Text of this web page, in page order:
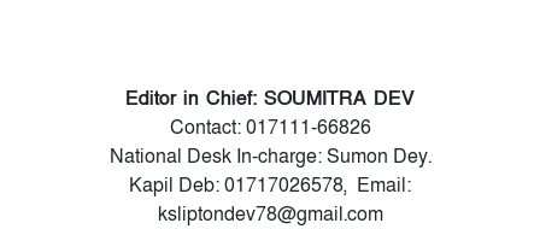
Editor in Chief: SOUMITRA DEV
Contact: 017111-66826
National Desk In-charge: Sumon Dey.
Kapil Deb: 01717026578, Email:
ksliptondev78@gmail.com